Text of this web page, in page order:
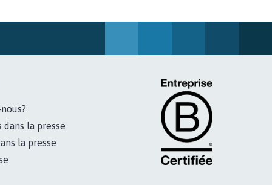
DE MON FILS THÉO :